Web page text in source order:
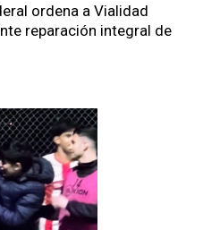
ordena a Vialidad
reparación integral de